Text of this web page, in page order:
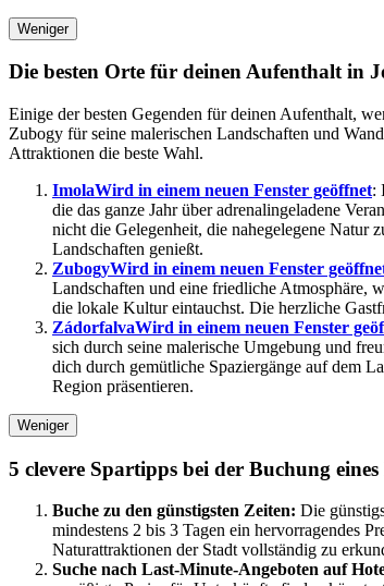
Weniger
Die besten Orte für deinen Aufenthalt in
Einige der besten Gegenden für deinen Aufenthalt,
Zubogy für seine malerischen Landschaften und
Attraktionen die beste Wahl.
ImolaWird in einem neuen Fenster geöffnet:
die das ganze Jahr über adrenalingeladene
nicht die Gelegenheit, die nahegelegene Natur
Landschaften genießt.
ZubogyWird in einem neuen Fenster
Landschaften und eine friedliche Atmosphäre,
die lokale Kultur eintauchst. Die herzliche
ZádorfalvaWird in einem neuen Fenster
sich durch seine malerische Umgebung und
dich durch gemütliche Spaziergänge auf dem
Region präsentieren.
Weniger
5 clevere Spartipps bei der Buchung
Buche zu den günstigsten Zeiten: Die
mindestens 2 bis 3 Tagen ein hervorragendes
Naturattraktionen der Stadt vollständig zu
Suche nach Last-Minute-Angeboten auf